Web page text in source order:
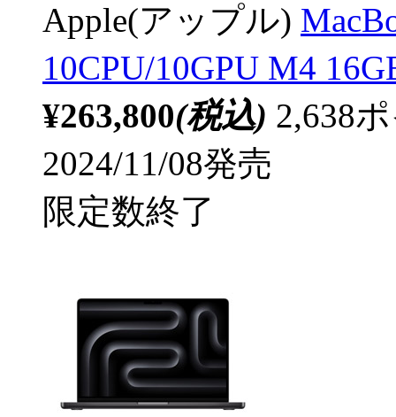
Apple(アップル)
10CPU/10GPU M4
¥263,800(税込) 2,638
2024/11/08発売
限定数終了